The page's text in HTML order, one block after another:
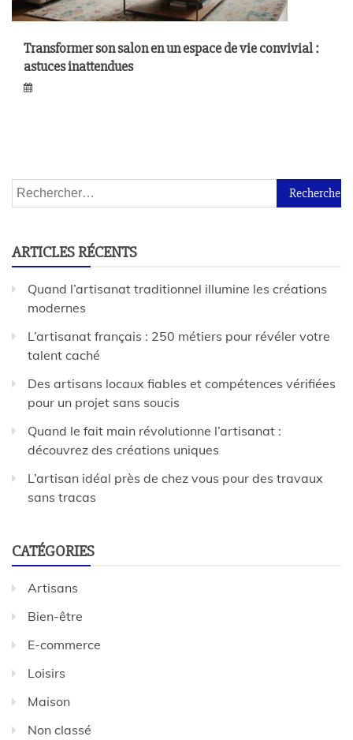
Transformer son salon en un espace de vie convivial :
astuces inattendues
ARTICLES RÉCENTS
Quand l’artisanat traditionnel illumine les créations
modernes
L’artisanat français : 250 métiers pour révéler votre
talent caché
Des artisans locaux fiables et compétences vérifiées
pour un projet sans soucis
Quand le fait main révolutionne l’artisanat :
découvrez des créations uniques
L’artisan idéal près de chez vous pour des travaux
sans tracas
CATÉGORIES
Artisans
Bien-être
E-commerce
Loisirs
Maison
Non classé